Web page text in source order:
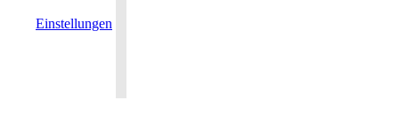
Einstellungen